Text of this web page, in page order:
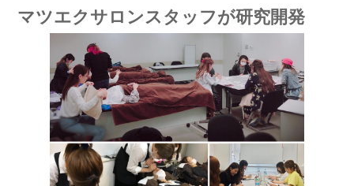
マツエクサロンスタッフが研究開発